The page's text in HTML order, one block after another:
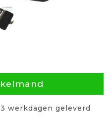
werkdagen geleverd